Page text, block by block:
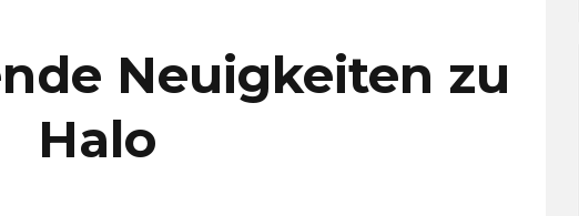
Neuigkeiten zu
Halo